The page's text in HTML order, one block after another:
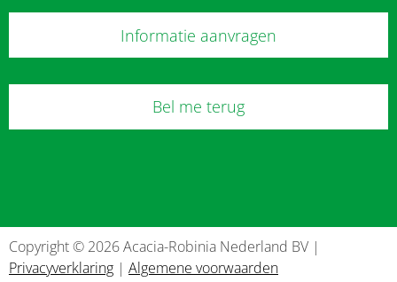
Informatie aanvragen
Bel me terug
Copyright © 2026 Acacia-Robinia Nederland BV |
Privacyverklaring | Algemene voorwaarden